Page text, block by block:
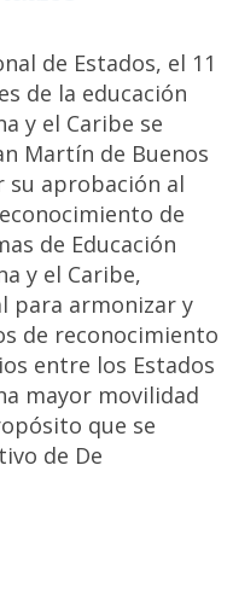
de Estados, el 11
de la educación
y el Caribe se
Martín de Buenos
su aprobación al
de
de Educación
y el Caribe,
para armonizar y
de reconocimiento
entre los Estados
mayor movilidad
que se
de De